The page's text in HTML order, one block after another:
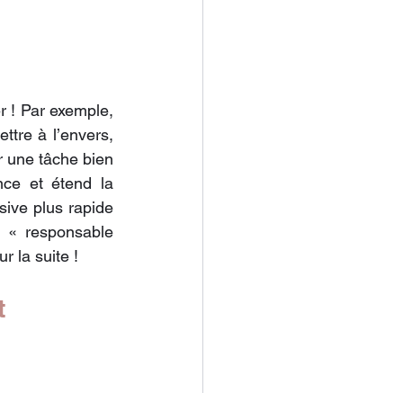
! Par exemple,
à l’envers,
une tâche bien
et étend la
plus rapide
responsable
la suite !